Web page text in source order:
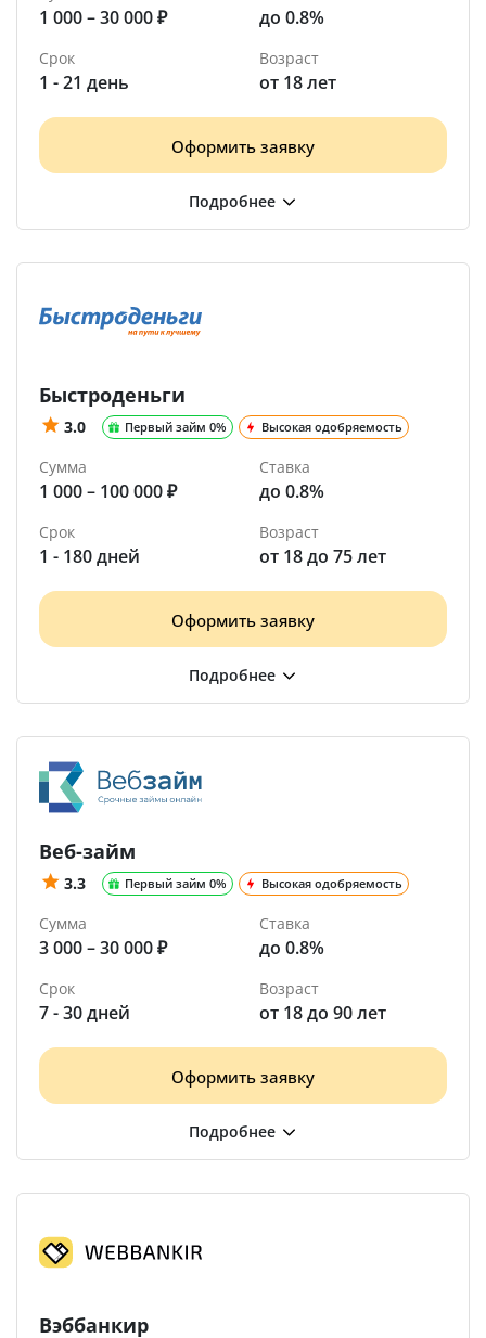
1 000 – 30 000 ₽ до 0.8%
Срок
1 - 21 день
Возраст
от 18 лет
Оформить заявку
Быстроденьги
3.0 Первый займ 0% Высокая одобряемость
Сумма
1 000 – 100 000 ₽
Ставка
до 0.8%
Срок
1 - 180 дней
Возраст
от 18 до 75 лет
Оформить заявку
Веб-займ
3.3 Первый займ 0% Высокая одобряемость
Сумма
3 000 – 30 000 ₽
Ставка
до 0.8%
Срок
7 - 30 дней
Возраст
от 18 до 90 лет
Оформить заявку
Вэббанкир